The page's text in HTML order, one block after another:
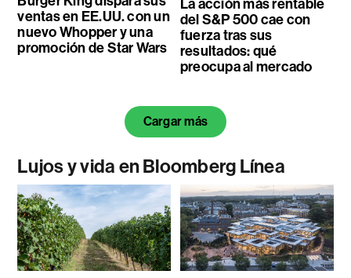
ventas en EE.UU. con un
nuevo Whopper y una
promoción de Star Wars
La acción más rentable
del S&P 500 cae con
fuerza tras sus
resultados: qué
preocupa al mercado
Cargar más
Lujos y vida en Bloomberg Línea